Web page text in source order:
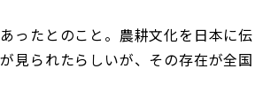
ったとのこと。農耕文化を日本に伝
見られたらしいが、その存在が全国